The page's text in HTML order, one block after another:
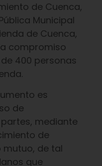
de Cuenca,
Municipal
de Cuenca,
compromiso
400 personas
es
de
mediante
de
de tal
que